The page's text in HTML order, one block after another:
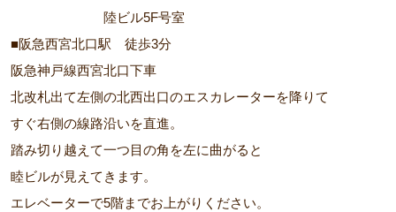
陸ビル5F号室
■阪急西宮北口駅 徒歩3分
阪急神戸線西宮北口下車
北改札出て左側の北西出口のエスカレーターを降りて
すぐ右側の線路沿いを直進。
踏み切り越えて一つ目の角を左に曲がると
睦ビルが見えてきます。
エレベーターで5階までお上がりください。